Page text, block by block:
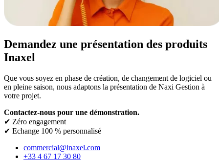
Demandez une présentation des produits
Inaxel
Que vous soyez en phase de création, de changement de logiciel ou
en pleine saison, nous adaptons la présentation de Naxi Gestion à
votre projet.
Contactez-nous pour une démonstration.
✔ Zéro engagement
✔ Echange 100 % personnalisé
commercial@inaxel.com
+33 4 67 17 30 80